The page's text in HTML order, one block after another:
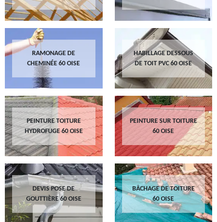
RAMONAGE DE
CHEMINÉE 60 OISE
HABILLAGE DESSOUS
DE TOIT PVC 60 OISE
PEINTURE TOITURE
HYDROFUGE 60 OISE
PEINTURE SUR TOITURE
60 OISE
DEVIS POSE DE
GOUTTIÈRE 60 OISE
BÂCHAGE DE TOITURE
60 OISE